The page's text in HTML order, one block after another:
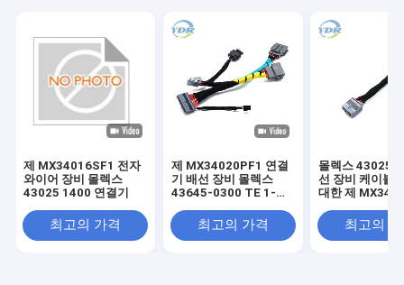
제 MX34016SF1 전자
와이어 장비 몰렉스
43025 1400 연결기
최고의 가격
제 MX34020PF1 연결
기 배선 장비 몰렉스
43645-0300 TE 1-
최고의 가격
몰렉스 43025-
선 장비 케이블
대한 제
최고의